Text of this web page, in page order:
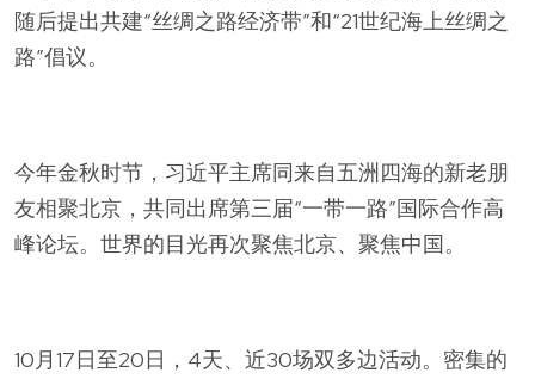
随后提出共建“丝绸之路经济带”和“21世纪海上丝绸之
路”倡议。
今年金秋时节，习近平主席同来自五洲四海的新老朋
友相聚北京，共同出席第三届“一带一路”国际合作高
峰论坛。世界的目光再次聚焦北京、聚焦中国。
10月17日至20日，4天、近30场双多边活动。密集的